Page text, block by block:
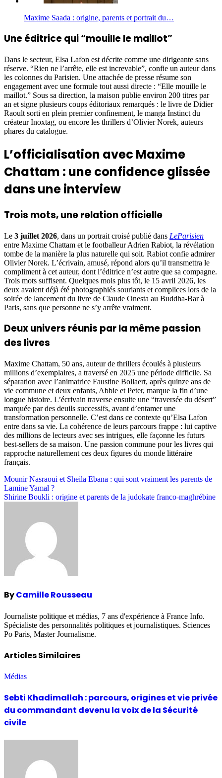
Maxime Saada : origine, parents et portrait du…
Une éditrice qui “mouille le maillot”
Dans le secteur, Elsa Lafon est décrite comme une dirigeante sans
réserve. “Rien ne l’arrête, elle est increvable”, confie un auteur dans
les colonnes du Parisien. Une attachée de presse résume son
engagement avec une formule tout aussi directe : “Elle mouille le
maillot.” Sous sa direction, la maison publie environ 200 titres par
an et signe plusieurs coups éditoriaux remarqués : le livre de Didier
Raoult sorti en plein premier confinement, le manga Instinct du
créateur Inoxtag, ou encore les thrillers d’Olivier Norek, auteurs
phares du catalogue.
L’officialisation avec Maxime
Chattam : une confidence glissée
dans une interview
Trois mots, une relation officielle
Le 3 juillet 2026, dans un portrait croisé publié dans LeParisien
entre Maxime Chattam et le footballeur Adrien Rabiot, la révélation
tombe de la manière la plus naturelle qui soit. Rabiot confie admirer
Olivier Norek. L’écrivain, amusé, répond alors qu’il transmettra le
compliment à cet auteur, dont l’éditrice n’est autre que sa compagne.
Trois mots suffisent. Quelques mois plus tôt, le 15 avril 2026, les
deux avaient déjà été photographiés souriants et complices lors de la
soirée de lancement du livre de Claude Onesta au Buddha-Bar à
Paris, sans que personne ne s’y arrête vraiment.
Deux univers réunis par la même passion
des livres
Maxime Chattam, 50 ans, auteur de thrillers écoulés à plusieurs
millions d’exemplaires, a traversé en 2025 une période difficile. Sa
séparation avec l’animatrice Faustine Bollaert, après quinze ans de
vie commune et deux enfants, Abbie et Peter, marque la fin d’une
longue histoire. L’écrivain traverse ensuite une “traversée du désert”
marquée par des deuils successifs, avant d’entamer une
transformation personnelle. C’est dans ce contexte qu’Elsa Lafon
entre dans sa vie. La cohérence de leurs parcours frappe : lui captive
des millions de lecteurs avec ses intrigues, elle façonne les futurs
best-sellers de sa maison. Une passion commune pour les livres qui
rapproche naturellement ces deux figures du monde littéraire
français.
Post
navigation
Mounir Nasraoui et Sheila Ebana : qui sont vraiment les parents de
Lamine Yamal ?
Shirine Boukli : origine et parents de la judokate franco-maghrébine
ByCamille Rousseau
Journaliste politique et médias, 7 ans d'expérience à France Info.
Spécialiste des personnalités politiques et journalistiques. Sciences
Po Paris, Master Journalisme.
Articles Similaires
Médias
Sebti Khadimallah : parcours, origines et vie privée
du commandant devenu la voix de la Sécurité
civile